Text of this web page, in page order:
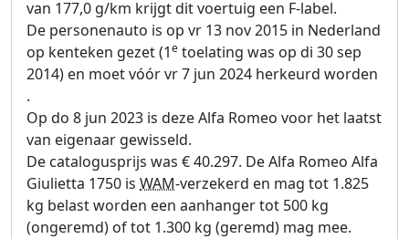
van 177,0 g/km krijgt dit voertuig een F-label.
De personenauto is op vr 13 nov 2015 in Nederland
op kenteken gezet (1e toelating was op di 30 sep
2014) en moet vóór vr 7 jun 2024 herkeurd worden
.
Op do 8 jun 2023 is deze Alfa Romeo voor het laatst
van eigenaar gewisseld.
De catalogusprijs was € 40.297. De Alfa Romeo Alfa
Giulietta 1750 is WAM-verzekerd en mag tot 1.825
kg belast worden een aanhanger tot 500 kg
(ongeremd) of tot 1.300 kg (geremd) mag mee.